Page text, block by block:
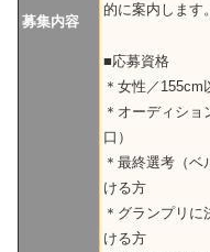
募集内容
的に案内します。
■応募資格
＊女性／
＊オーディシ
口）
＊最終選考（
ける方
＊グランプリ
ける方